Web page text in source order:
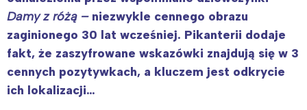
Damy z różą – niezwykle cennego obrazu
zaginionego 30 lat wcześniej. Pikanterii dodaje
fakt, że zaszyfrowane wskazówki znajdują się w 3
cennych pozytywkach, a kluczem jest odkrycie
ich lokalizacji…